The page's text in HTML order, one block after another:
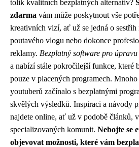
tolik kvalitních bezplatných alternativ?
zdarma vám může poskytnout vše
kreativních vizí, ať už se jedná o
poutavého vlogu nebo dokonce
reklamy. Bezplatný software pro
a nabízí stále pokročilejší funkce, které
pouze v placených programech.
youtuberů začínalo s bezplatnými
skvělých výsledků. Inspiraci a návody
najdete online, ať už v podobě článků,
specializovaných komunit. Nebojte se
objevovat možnosti, které vám